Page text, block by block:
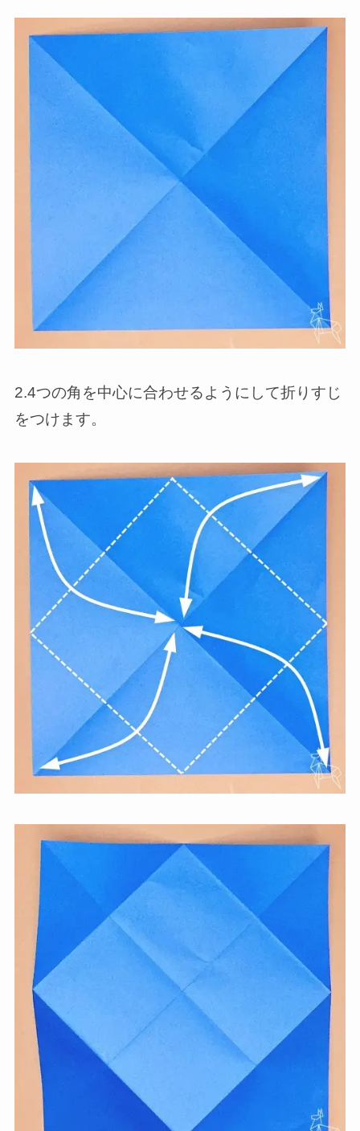
2.4つの角を中心に合わせるようにして折りすじ
をつけます。